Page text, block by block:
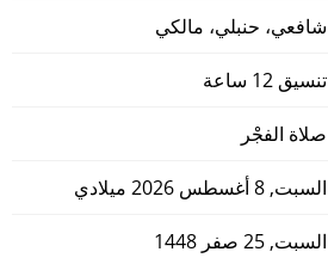
شافعي، حنبلي، مالكي
تنسيق 12 ساعة
صلاة الفجْر
السبت, 8 أغسطس 2026 ميلادي
السبت, 25 صفر 1448